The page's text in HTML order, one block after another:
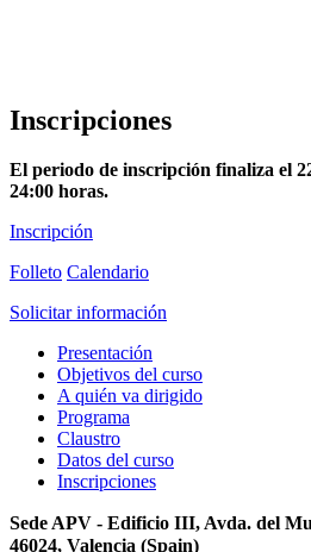
Inscripciones
El periodo de inscripción finaliza el
24:00 horas.
Inscripción
Folleto Calendario
Solicitar información
Presentación
Objetivos del curso
A quién va dirigido
Programa
Claustro
Datos del curso
Inscripciones
Sede APV - Edificio III, Avda. del
46024, Valencia (Spain)